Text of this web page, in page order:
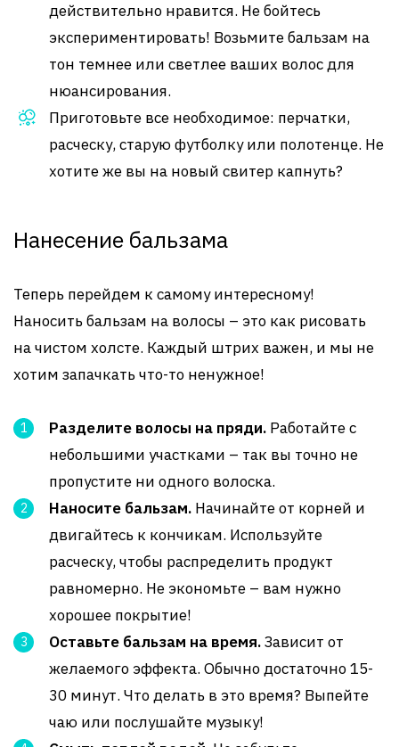
действительно нравится. Не бойтесь
экспериментировать! Возьмите бальзам на
тон темнее или светлее ваших волос для
нюансирования.
Приготовьте все необходимое: перчатки,
расческу, старую футболку или полотенце. Не
хотите же вы на новый свитер капнуть?
Нанесение бальзама
Теперь перейдем к самому интересному!
Наносить бальзам на волосы – это как рисовать
на чистом холсте. Каждый штрих важен, и мы не
хотим запачкать что-то ненужное!
Разделите волосы на пряди. Работайте с
небольшими участками – так вы точно не
пропустите ни одного волоска.
Наносите бальзам. Начинайте от корней и
двигайтесь к кончикам. Используйте
расческу, чтобы распределить продукт
равномерно. Не экономьте – вам нужно
хорошее покрытие!
Оставьте бальзам на время.Зависит от
желаемого эффекта. Обычно достаточно 15-
30 минут. Что делать в это время? Выпейте
чаю или послушайте музыку!